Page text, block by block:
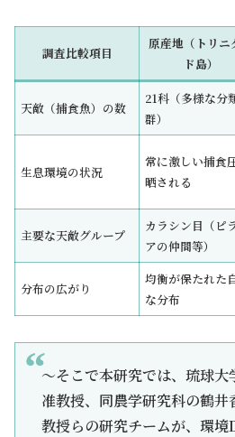
調査比較項目
原産地（トリニ
ド島）
天敵（捕食魚）の数
21科（多様な分
群）
生息環境の状況
常に激しい捕食
晒される
主要な天敵グループ
カラシン目（ピ
アの仲間等）
分布の広がり
均衡が保たれた
な分布
～そこで本研究では、琉球
准教授、同農学研究科の鶴
教授らの研究チームが、環